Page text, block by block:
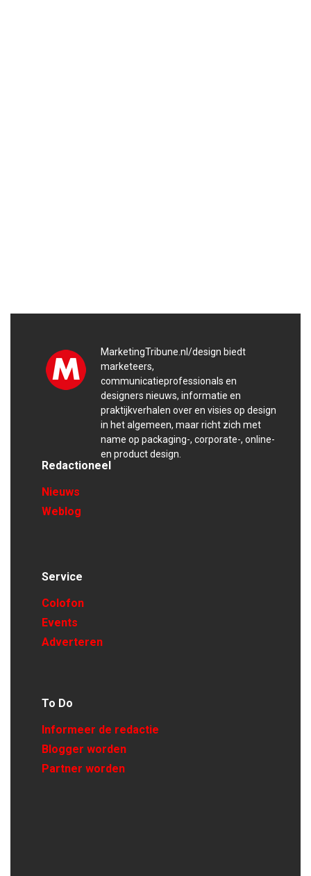
MarketingTribune.nl/design biedt
marketeers,
communicatieprofessionals en
designers nieuws, informatie en
praktijkverhalen over en visies op design
in het algemeen, maar richt zich met
name op packaging-, corporate-, online-
en product design.
Redactioneel
Nieuws
Weblog
Service
Colofon
Events
Adverteren
To Do
Informeer de redactie
Blogger worden
Partner worden